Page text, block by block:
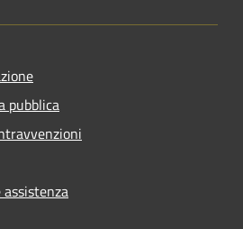
pubblica